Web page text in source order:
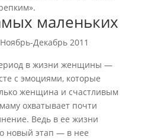
маленьких
Декабрь 2011
в жизни женщины —
с эмоциями, которые
женщина и счастливым
охватывает почти
Ведь в ее жизни
новый этап — в нее